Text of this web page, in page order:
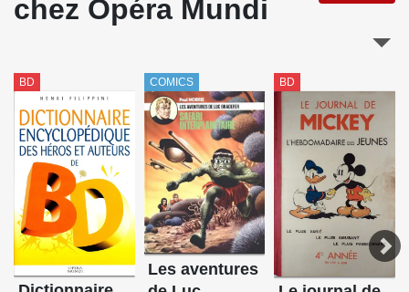
chez Opéra Mundi
BD COMICS
Les aventures
BD